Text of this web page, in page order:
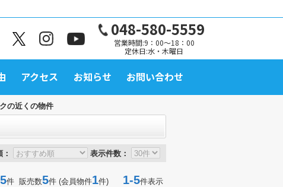
048-580-5559
営業時間:9：00～18：00
定休日:水・木曜日
アクセス お知らせ お問い合わせ
の近くの物件
表示件数：
5件 販売数5件 (会員物件1件) 1-5件表示